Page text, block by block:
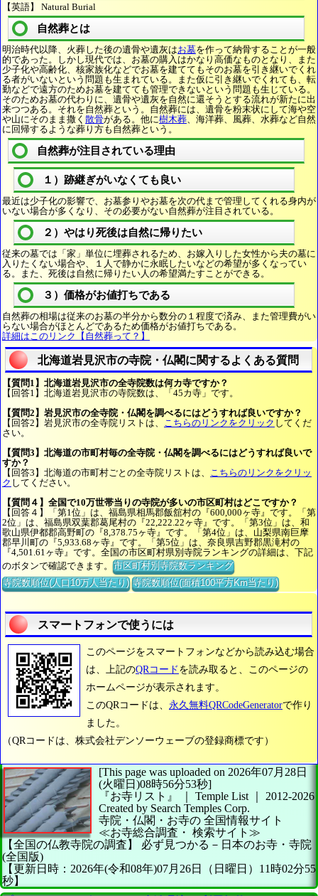
【英語】 Natural Burial
自然葬とは
明治時代以降、火葬した後の遺骨や遺灰はお墓を作って納骨することが一般
的であった。しかし現代では、お墓の購入はかなり高価なものとなり、また
少子化や高齢化、核家族化などでお墓を建ててもそのお墓を引き継いでくれ
る者がいないという問題も生まれている。また仮に引き継いでくれても、転
勤などで遠方のためお墓を建てても管理できないという問題も生じている。
そのためお墓の代わりに、遺骨や遺灰を自然に還そうとする流れが新たに出
来つつある。それを自然葬という。自然葬には、遺骨を粉末状にして海や空
や山にそのまま撒く 散骨がある。他に樹木葬 、海洋葬、風葬、水葬など自然
に回帰するような葬り方も自然葬という。
自然葬が注目されている理由
１）跡継ぎがいなくても良い
最近は少子化の影響で、お墓参りやお墓を次の代まで管理してくれる身内が
いない場合が多くなり、その必要がない自然葬が注目されている。
２）やはり死後は自然に帰りたい
従来の墓では「家」単位に埋葬されるため、お嫁入りした女性から夫の墓に
入りたくない場合や、１人で静かに永眠したいなどの希望が多くなってい
る。また、死後は自然に帰りたい人の希望満たすことができる。
３）価格がお値打ちである
自然葬の相場は従来のお墓の半分から数分の１程度で済み、また管理費がい
らない場合がほとんどであるため価格がお値打ちである。
詳細はこのリンク【自然葬って？】
北海道岩見沢市の寺院・仏閣に関するよくある質問
【質問1】北海道岩見沢市の全寺院数は何カ寺ですか？
【回答1】北海道岩見沢市の寺院数は、「45カ寺」です。
【質問2】岩見沢市の全寺院・仏閣を調べるにはどうすれば良いですか？
【回答2】岩見沢市の全寺院リストは、
こちらのリンクをクリック してくだ
さい。
【質問3】北海道の市町村毎の全寺院・仏閣を調べるにはどうすれば良いで
すか？
【回答3】北海道の市町村ごとの全寺院リストは、
こちらのリンクをクリッ
ク してください。
【質問４】全国で10万世帯当りの寺院が多いの市区町村はどこですか？
【回答４】「第1位」は、福島県相馬郡飯舘村の『600,000ヶ寺』です。「第
2位」は、福島県双葉郡葛尾村の『22,222.22ヶ寺』です。「第3位」は、和
歌山県伊都郡高野町の『8,378.75ヶ寺』です。「第4位」は、山梨県南巨摩
郡早川町の『5,933.68ヶ寺』です。「第5位」は、奈良県吉野郡黒滝村の
『4,501.61ヶ寺』です。全国の市区町村県別寺院ランキングの詳細は、下記
のボタンで確認できます。市区町村別寺院数ランキング
寺院数順位(人口10万人当たり) 寺院数順位(面積100平方Km当たり)
スマートフォンで使うには
このページをスマートフォンなどから読み込む場合
は、上記のQRコード を読み取ると、このページの
ホームページが表示されます。
このQRコードは、 永久無料QRCodeGeneratorで作り
ました。
（QRコードは、株式会社デンソーウェーブの登録商標です）
[This page was uploaded on 2026年07月28日
(火曜日)08時56分53秒]
『お寺リスト』 ｜ Temple List
2012-2026
Created by Search Temples Corp.
寺院・仏閣・お寺の 全国情報サイト
≪お寺総合調査・ 検索サイト≫
【全国の仏教寺院の調査】
必ず見つかる－日本のお寺・寺院
(全国版)
【更新日時：2026年(令和08年)07月26日（日曜日）11時02分55
秒】